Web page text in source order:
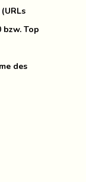
Top
des